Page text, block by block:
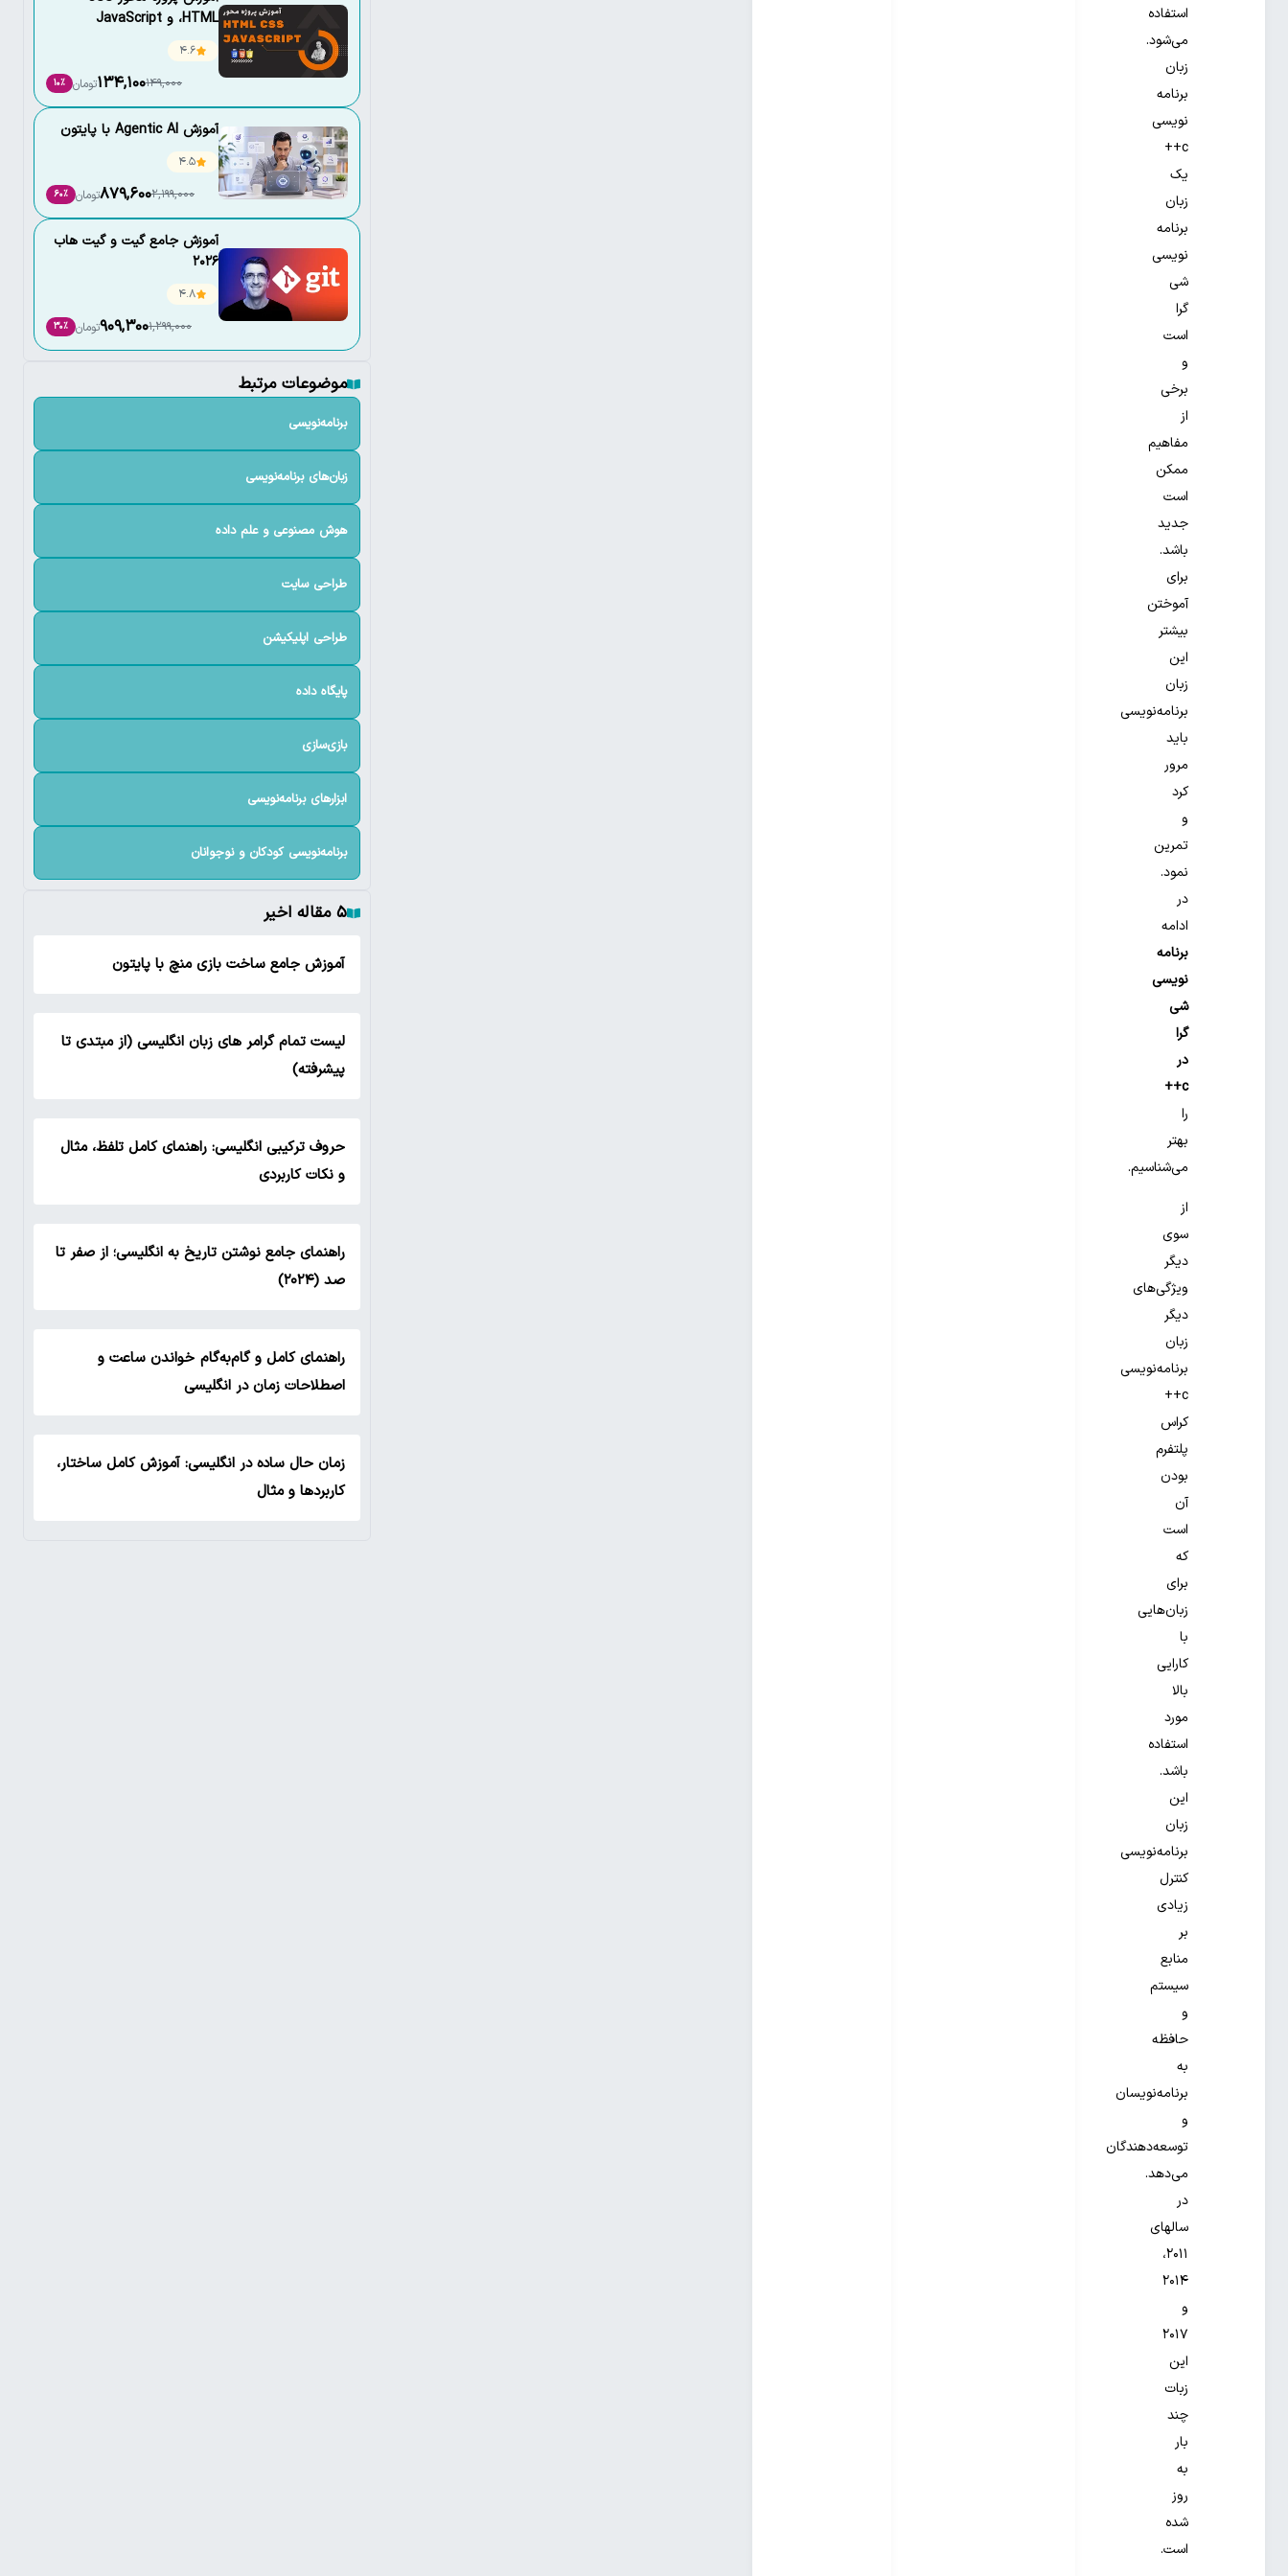
استفاده
می‌شود.
زبان
برنامه
نویسی
c++
یک
زبان
برنامه
نویسی
شی
گرا
است
و
برخی
از
مفاهیم
ممکن
است
جدید
باشد.
برای
آموختن
بیشتر
این
زبان
برنامه‌نویسی
باید
مرور
کرد
و
تمرین
نمود.
در
ادامه
برنامه
نویسی
شی
گرا
در
c++
را
بهتر
می‌شناسیم.
از
سوی
دیگر
ویژگی‌های
دیگر
زبان
برنامه‌نویسی
c++
کراس
پلتفرم
بودن
آن
است
که
برای
زبان‌هایی
با
کارایی
بالا
مورد
استفاده
باشد.
این
زبان
برنامه‌نویسی
کنترل
زیادی
بر
منابع
سیستم
و
حافظه
به
برنامه‌نویسان
و
توسعه‌دهندگان
می‌دهد.
در
سالهای
۲۰۱۱،
۲۰۱۴
و
۲۰۱۷
این
زبات
چند
بار
به
روز
شده
است.
،HTML و JavaScript
4.6
149,000
134,100تومان 10٪
آموزش Agentic AI با پایتون
4.5
2,199,000
879,600تومان 60٪
آموزش جامع گیت و گیت هاب
2026
4.8
1,299,000
909,300تومان 30٪
موضوعات مرتبط
برنامه‌نویسی
زبان‌های برنامه‌نویسی
هوش مصنوعی و علم داده
طراحی سایت
طراحی اپلیکیشن
پایگاه داده
بازی‌سازی
ابزارهای برنامه‌نویسی
برنامه‌نویسی کودکان و نوجوانان
۵ مقاله اخیر
آموزش جامع ساخت بازی منچ با پایتون
لیست تمام گرامر های زبان انگلیسی (از مبتدی تا
پیشرفته)
حروف ترکیبی انگلیسی: راهنمای کامل تلفظ، مثال
و نکات کاربردی
راهنمای جامع نوشتن تاریخ به انگلیسی؛ از صفر تا
صد (۲۰۲۴)
راهنمای کامل و گام‌به‌گام خواندن ساعت و
اصطلاحات زمان در انگلیسی
زمان حال ساده در انگلیسی: آموزش کامل ساختار،
کاربردها و مثال